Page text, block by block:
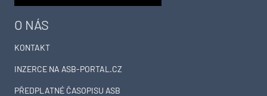
O NÁS
KONTAKT
INZERCE NA ASB-PORTAL.CZ
PŘEDPLATNÉ ČASOPISU ASB